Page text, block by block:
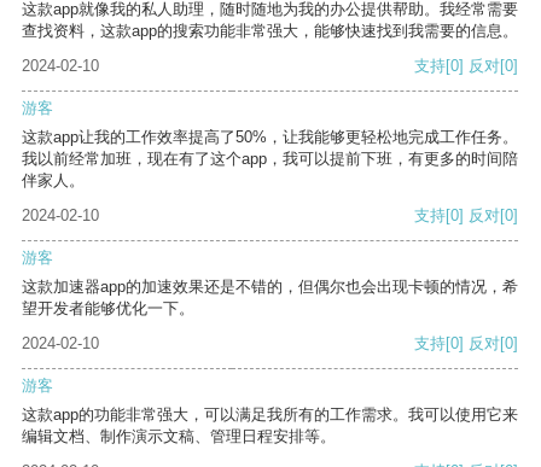
这款app就像我的私人助理，随时随地为我的办公提供帮助。我经常需要
查找资料，这款app的搜索功能非常强大，能够快速找到我需要的信息。
2024-02-10
支持[0] 反对[0]
游客
这款app让我的工作效率提高了50%，让我能够更轻松地完成工作任务。
我以前经常加班，现在有了这个app，我可以提前下班，有更多的时间陪
伴家人。
2024-02-10
支持[0] 反对[0]
游客
这款加速器app的加速效果还是不错的，但偶尔也会出现卡顿的情况，希
望开发者能够优化一下。
2024-02-10
支持[0] 反对[0]
游客
这款app的功能非常强大，可以满足我所有的工作需求。我可以使用它来
编辑文档、制作演示文稿、管理日程安排等。